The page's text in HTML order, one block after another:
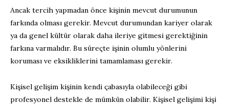
Ancak tercih yapmadan önce kişinin mevcut durumunun
farkında olması gerekir. Mevcut durumundan kariyer olarak
ya da genel kültür olarak daha ileriye gitmesi gerektiğinin
farkına varmalıdır. Bu süreçte işinin olumlu yönlerini
koruması ve eksikliklerini tamamlaması gerekir.
Kişisel gelişim kişinin kendi çabasıyla olabileceği gibi
profesyonel destekle de mümkün olabilir. Kişisel gelişimi kişi